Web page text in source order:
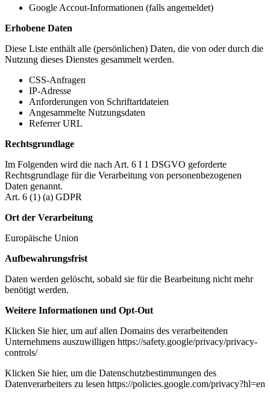
Google Accout-Informationen (falls angemeldet)
Erhobene Daten
Diese Liste enthält alle (persönlichen) Daten, die von oder durch die
Nutzung dieses Dienstes gesammelt werden.
CSS-Anfragen
IP-Adresse
Anforderungen von Schriftartdateien
Angesammelte Nutzungsdaten
Referrer URL
Rechtsgrundlage
Im Folgenden wird die nach Art. 6 I 1 DSGVO geforderte
Rechtsgrundlage für die Verarbeitung von personenbezogenen
Daten genannt.
Art. 6 (1) (a) GDPR
Ort der Verarbeitung
Europäische Union
Aufbewahrungsfrist
Daten werden gelöscht, sobald sie für die Bearbeitung nicht mehr
benötigt werden.
Weitere Informationen und Opt-Out
Klicken Sie hier, um auf allen Domains des verarbeitenden
Unternehmens auszuwilligen https://safety.google/privacy/privacy-
controls/
Klicken Sie hier, um die Datenschutzbestimmungen des
Datenverarbeiters zu lesen https://policies.google.com/privacy?hl=en